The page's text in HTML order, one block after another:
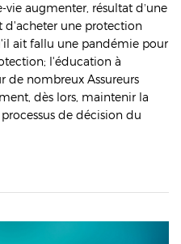
vie augmenter, résultat d’une
d'acheter une protection
ait fallu une pandémie pour
l'éducation à
de nombreux Assureurs
dès lors, maintenir la
de décision du